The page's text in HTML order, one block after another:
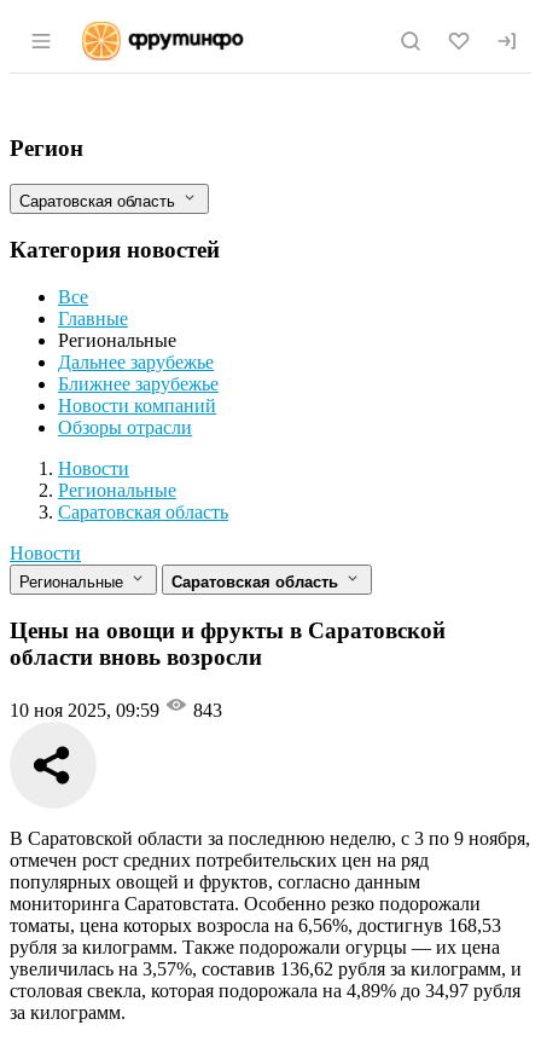
Раздел навигации по сайту fruitinfo.ru
Цены на овощи и фрукты в
Фильтры
Регион
Саратовская область
Категория новостей
Все
Главные
Региональные
Дальнее зарубежье
Ближнее зарубежье
Новости компаний
Обзоры отрасли
Новости
Разделы
Новости
Региональные
Саратовская область
Новости
Региональные Саратовская область
Цены на овощи и фрукты в Саратовской
области вновь возросли
10 ноя 2025, 09:59 843
В Саратовской области за последнюю неделю, с 3 по 9 ноября,
отмечен рост средних потребительских цен на ряд
популярных овощей и фруктов, согласно данным
мониторинга Саратовстата. Особенно резко подорожали
томаты, цена которых возросла на 6,56%, достигнув 168,53
рубля за килограмм. Также подорожали огурцы — их цена
увеличилась на 3,57%, составив 136,62 рубля за килограмм, и
столовая свекла, которая подорожала на 4,89% до 34,97 рубля
за килограмм.